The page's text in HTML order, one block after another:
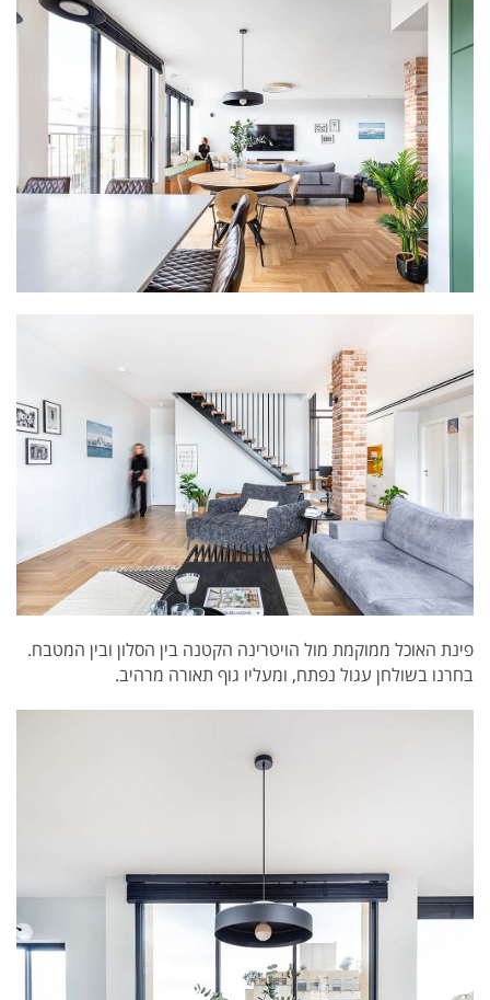
פינת האוכל ממוקמת מול הויטרינה הקטנה בין הסלון ובין המטבח.
בחרנו בשולחן עגול נפתח, ומעליו גוף תאורה מרהיב.